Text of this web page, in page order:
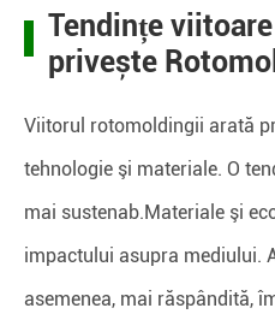
Tendințe
privește
Viitorul rotomoldingii arată
tehnologie şi materiale. O
mai sustenab.Materiale şi
impactului asupra mediului.
asemenea, mai răspândită,